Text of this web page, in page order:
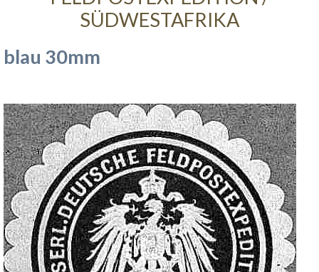
SÜDWESTAFRIKA
blau 30mm